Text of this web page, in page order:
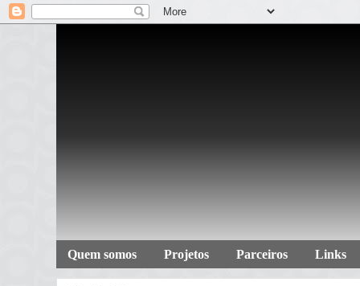
Quem somos Projetos Parceiros Links